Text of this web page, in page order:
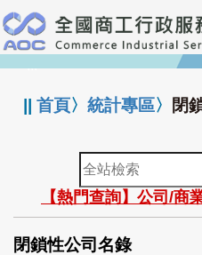
跳
到
主
要
:::
||首頁〉統計專區〉 閉
全
站
檢
索
【熱門查詢】公司/商
閉鎖性公司名錄